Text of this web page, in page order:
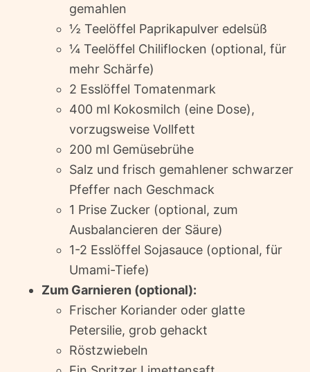
gemahlen
½ Teelöffel Paprikapulver edelsüß
¼ Teelöffel Chiliflocken (optional, für
mehr Schärfe)
2 Esslöffel Tomatenmark
400 ml Kokosmilch (eine Dose),
vorzugsweise Vollfett
200 ml Gemüsebrühe
Salz und frisch gemahlener schwarzer
Pfeffer nach Geschmack
1 Prise Zucker (optional, zum
Ausbalancieren der Säure)
1-2 Esslöffel Sojasauce (optional, für
Umami-Tiefe)
Zum Garnieren (optional):
Frischer Koriander oder glatte
Petersilie, grob gehackt
Röstzwiebeln